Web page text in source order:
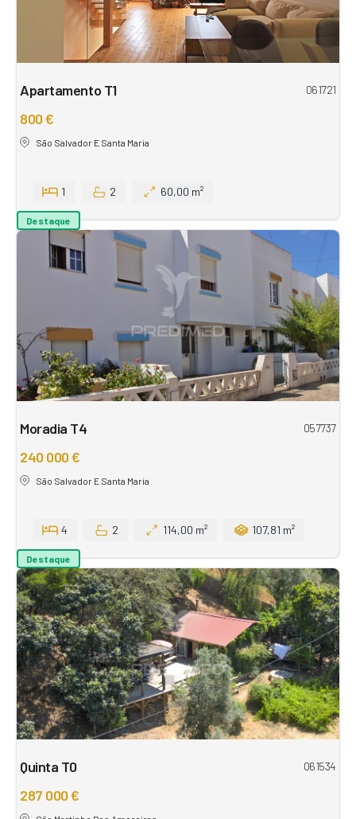
Apartamento T1 061721
800 €
São Salvador E Santa Maria
1 2 60,00 m²
Destaque
Moradia T4 057737
240 000 €
São Salvador E Santa Maria
4 2 114,00 m² 107,81 m²
Destaque
Quinta T0 061534
287 000 €